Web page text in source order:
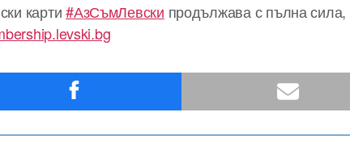
карти#АзСъмЛевски продължава с пълна сила,